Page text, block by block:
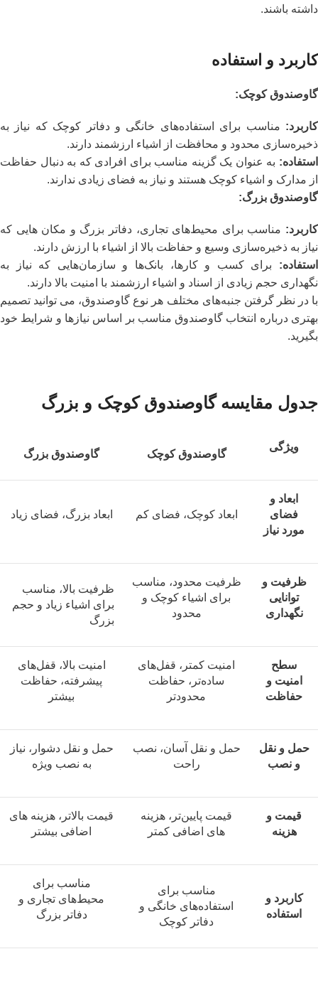
داشته باشند.
کاربرد و استفاده
گاوصندوق کوچک:
کاربرد: مناسب برای استفاده‌های خانگی و دفاتر کوچک که نیاز به
ذخیره‌سازی محدود و محافظت از اشیاء ارزشمند دارند.
استفاده: به عنوان یک گزینه مناسب برای افرادی که به دنبال حفاظت
از مدارک و اشیاء کوچک هستند و نیاز به فضای زیادی ندارند.
گاوصندوق بزرگ:
کاربرد: مناسب برای محیط‌های تجاری، دفاتر بزرگ و مکان‌ هایی که
نیاز به ذخیره‌سازی وسیع و حفاظت بالا از اشیاء با ارزش دارند.
استفاده: برای کسب و کارها، بانک‌ها و سازمان‌هایی که نیاز به
نگهداری حجم زیادی از اسناد و اشیاء ارزشمند با امنیت بالا دارند.
با در نظر گرفتن جنبه‌های مختلف هر نوع گاوصندوق، می‌ توانید تصمیم
بهتری درباره انتخاب گاوصندوق مناسب بر اساس نیازها و شرایط خود
بگیرید.
جدول مقایسه گاوصندوق کوچک و بزرگ
ویژگی
گاوصندوق کوچک گاوصندوق بزرگ
ابعاد و
فضای
مورد نیاز
ابعاد کوچک، فضای کم ابعاد بزرگ، فضای زیاد
ظرفیت و
توانایی
نگهداری
ظرفیت محدود، مناسب
برای اشیاء کوچک و
محدود
ظرفیت بالا، مناسب
برای اشیاء زیاد و حجم
بزرگ
سطح
امنیت و
حفاظت
امنیت کمتر، قفل‌های
ساده‌تر، حفاظت
محدودتر
امنیت بالا، قفل‌های
پیشرفته، حفاظت
بیشتر
حمل و نقل
و نصب
حمل و نقل آسان، نصب
راحت
حمل و نقل دشوار، نیاز
به نصب ویژه
قیمت و
هزینه
قیمت پایین‌تر، هزینه‌
های اضافی کمتر
قیمت بالاتر، هزینه‌ های
اضافی بیشتر
کاربرد و
استفاده
مناسب برای
استفاده‌های خانگی و
دفاتر کوچک
مناسب برای
محیط‌های تجاری و
دفاتر بزرگ